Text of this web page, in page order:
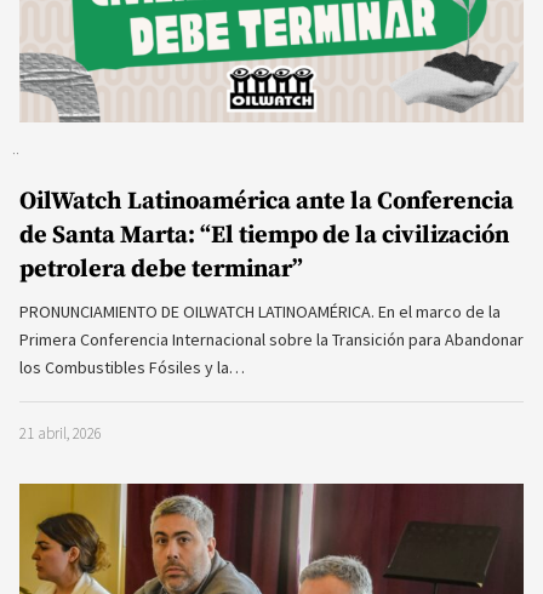
OilWatch Latinoamérica ante la Conferencia
de Santa Marta: “El tiempo de la civilización
petrolera debe terminar”
PRONUNCIAMIENTO DE OILWATCH LATINOAMÉRICA. En el marco de la
Primera Conferencia Internacional sobre la Transición para Abandonar
los Combustibles Fósiles y la…
21 abril, 2026